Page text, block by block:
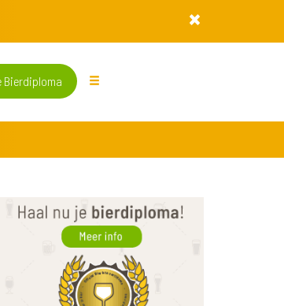
Bierdiploma